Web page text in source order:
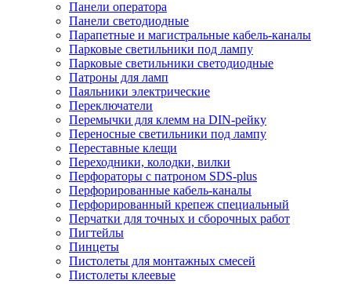
Панели оператора
Панели светодиодные
Парапетные и магистральные кабель-каналы
Парковые светильники под лампу
Парковые светильники светодиодные
Патроны для ламп
Паяльники электрические
Переключатели
Перемычки для клемм на DIN-рейку
Переносные светильники под лампу
Переставные клещи
Переходники, колодки, вилки
Перфораторы с патроном SDS-plus
Перфорированные кабель-каналы
Перфорированный крепеж специальный
Перчатки для точных и сборочных работ
Пигтейлы
Пинцеты
Пистолеты для монтажных смесей
Пистолеты клеевые